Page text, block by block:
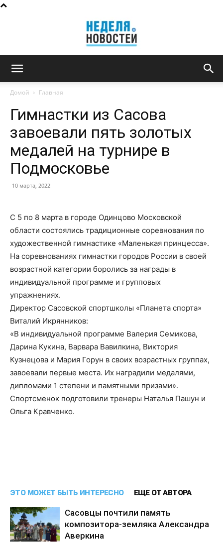
новостей
Домой Главная
Гимнастки из Сасова
завоевали пять золотых
медалей на турнире в
Подмосковье
10 марта, 2022
С 5 по 8 марта в городе Одинцово Московской
области состоялись традиционные соревнования по
художественной гимнастике «Маленькая принцесса».
На соревнованиях гимнастки городов России в своей
возрастной категории боролись за награды в
индивидуальной программе и групповых
упражнениях.
Директор Сасовской спортшколы «Планета спорта»
Виталий Икрянников:
«В индивидуальной программе Валерия Семикова,
Дарина Кукина, Варвара Вавилкина, Виктория
Кузнецова и Мария Горун в своих возрастных группах,
завоевали первые места. Их наградили медалями,
дипломами 1 степени и памятными призами».
Спортсменок подготовили тренеры Наталья Пашун и
Ольга Кравченко.
ЭТО МОЖЕТ БЫТЬ ИНТЕРЕСНО ЕЩЕ ОТ АВТОРА
Сасовцы почтили память
композитора-земляка Александра
Аверкина